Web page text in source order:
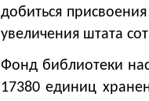
добиться
увеличения штата
Фонд библиотеки
17380 единиц